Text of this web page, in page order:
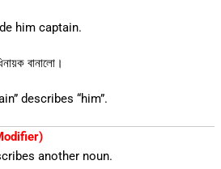
him captain.
বানালো।
describes “him”.
another noun.